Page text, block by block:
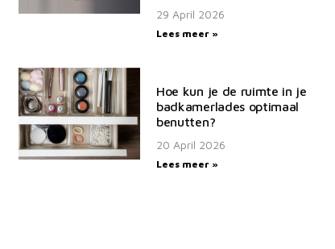
29 April 2026
Lees meer »
Hoe kun je de ruimte in je
badkamerlades optimaal
benutten?
20 April 2026
Lees meer »